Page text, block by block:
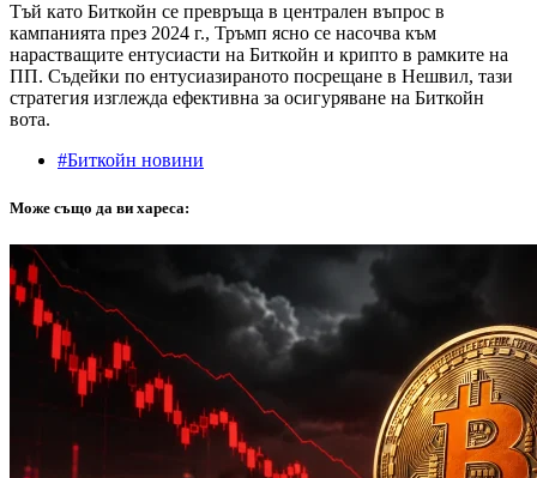
Тъй като Биткойн се превръща в централен въпрос в
кампанията през 2024 г., Тръмп ясно се насочва към
нарастващите ентусиасти на Биткойн и крипто в рамките на
ПП. Съдейки по ентусиазираното посрещане в Нешвил, тази
стратегия изглежда ефективна за осигуряване на Биткойн
вота.
#Биткойн новини
Може също да ви хареса: